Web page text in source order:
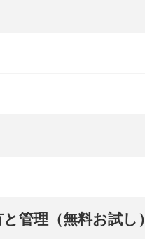
管理（無料お試し）